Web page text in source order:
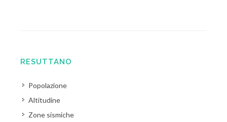
RESUTTANO
Popolazione
Altitudine
Zone sismiche